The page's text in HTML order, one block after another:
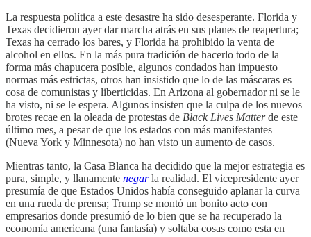
La respuesta política a este desastre ha sido desesperante. Florida y
Texas decidieron ayer dar marcha atrás en sus planes de reapertura;
Texas ha cerrado los bares, y Florida ha prohibido la venta de
alcohol en ellos. En la más pura tradición de hacerlo todo de la
forma más chapucera posible, algunos condados han impuesto
normas más estrictas, otros han insistido que lo de las máscaras es
cosa de comunistas y liberticidas. En Arizona al gobernador ni se le
ha visto, ni se le espera. Algunos insisten que la culpa de los nuevos
brotes recae en la oleada de protestas de Black Lives Matterde este
último mes, a pesar de que los estados con más manifestantes
(Nueva York y Minnesota) no han visto un aumento de casos.
Mientras tanto, la Casa Blanca ha decidido que la mejor estrategia es
pura, simple, y llanamente negarla realidad. El vicepresidente ayer
presumía de que Estados Unidos había conseguido aplanar la curva
en una rueda de prensa; Trump se montó un bonito acto con
empresarios donde presumió de lo bien que se ha recuperado la
economía americana (una fantasía) y soltaba cosas como esta en